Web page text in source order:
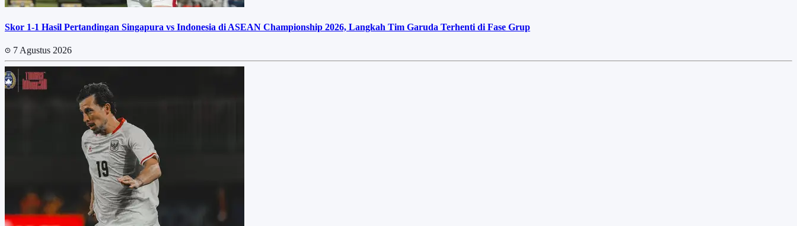
Skor 1-1 Hasil Pertandingan Singapura vs Indonesia di ASEAN Championship 2026, Langkah Tim Garuda Terhenti di Fase Grup
7 Agustus 2026